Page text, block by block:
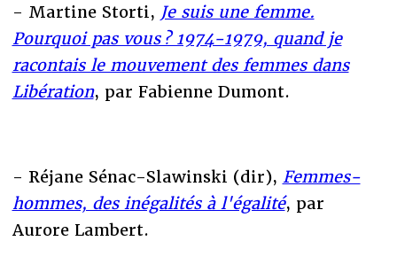
- Martine Storti, Je suis une femme.
Pourquoi pas vous ? 1974-1979, quand je
racontais le mouvement des femmes dans
Libération, par Fabienne Dumont.
- Réjane Sénac-Slawinski (dir), Femmes-
hommes, des inégalités à l'égalité, par
Aurore Lambert.